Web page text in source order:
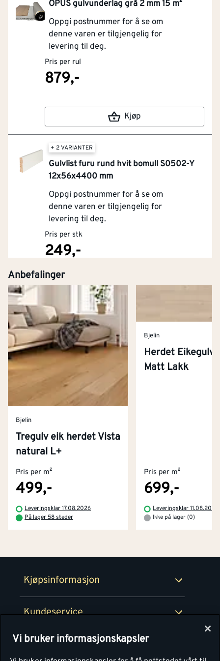
OPUS gulvunderlag grå 2 mm 15 m²
Oppgi postnummer for å se om
denne varen er tilgjengelig for
levering til deg.
Pris per rul
879,-
Kjøp
+ 2 VARIANTER
Gulvlist furu rund hvit bomull S0502-Y
12x56x4400 mm
Oppgi postnummer for å se om
denne varen er tilgjengelig for
levering til deg.
Pris per stk
249,-
Kjøp
Anbefalinger
Bjelin
Tregulv eik herdet Vista
natural L+
Pris per m²
499,-
Leveringsklar 17.08.2026
På lager 58 steder
Bjelin
Herdet Eikegulv
Matt Lakk
Pris per m²
699,-
Leveringsklar 11.08.2026
Ikke på lager (0)
Kjøpsinformasjon
Kjøpsbetingelser
Retur- og angrerettsskjema
Kundeservice
Kontakt oss
Tjenester
Montér Klubb
Montér
Om Montér
Byggevarehus og åpningstider
Prismatch
Personvern
Vi bruker informasjonskapsler